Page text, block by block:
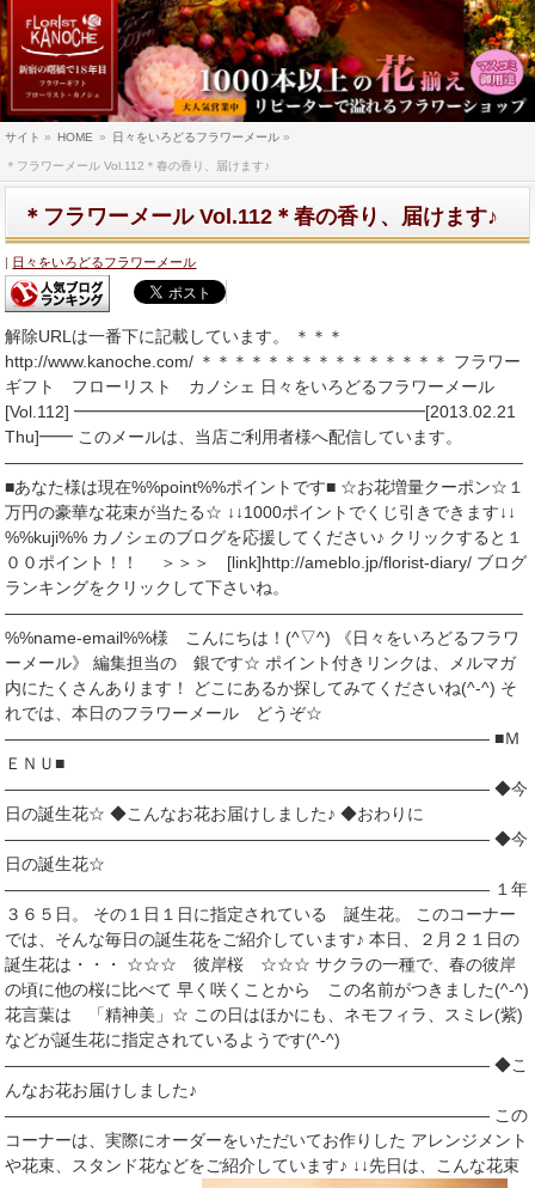
サイト » HOME » 日々をいろどるフラワーメール »
＊フラワーメール Vol.112＊春の香り、届けます♪
＊フラワーメール Vol.112＊春の香り、届けます♪
日々をいろどるフラワーメール
解除URLは一番下に記載しています。 ＊＊＊
http://www.kanoche.com/ ＊＊＊＊＊＊＊＊＊＊＊＊＊＊＊ フラワー
ギフト フローリスト カノシェ 日々をいろどるフラワーメール
[Vol.112] ━━━━━━━━━━━━━━━━━━━━━[2013.02.21
Thu]━━ このメールは、当店ご利用者様へ配信しています。
―――――――――――――――――――――――――――――――
■あなた様は現在%%point%%ポイントです■ ☆お花増量クーポン☆１
万円の豪華な花束が当たる☆ ↓↓1000ポイントでくじ引きできます↓↓
%%kuji%% カノシェのブログを応援してください♪ クリックすると１
００ポイント！！ ＞＞＞ [link]http://ameblo.jp/florist-diary/ ブログ
ランキングをクリックして下さいね。
―――――――――――――――――――――――――――――――
%%name-email%%様 こんにちは！(^▽^) 《日々をいろどるフラワ
ーメール》 編集担当の 銀です☆ ポイント付きリンクは、メルマガ
内にたくさんあります！ どこにあるか探してみてくださいね(^-^) そ
れでは、本日のフラワーメール どうぞ☆
――――――――――――――――――――――――――――― ■Ｍ
ＥＮＵ■
――――――――――――――――――――――――――――― ◆今
日の誕生花☆ ◆こんなお花お届けしました♪ ◆おわりに
――――――――――――――――――――――――――――― ◆今
日の誕生花☆
――――――――――――――――――――――――――――― １年
３６５日。 その１日１日に指定されている 誕生花。 このコーナー
では、そんな毎日の誕生花をご紹介しています♪ 本日、２月２１日の
誕生花は・・・ ☆☆☆ 彼岸桜 ☆☆☆ サクラの一種で、春の彼岸
の頃に他の桜に比べて 早く咲くことから この名前がつきました(^-^)
花言葉は 「精神美」☆ この日はほかにも、ネモフィラ、スミレ(紫)
などが誕生花に指定されているようです(^-^)
――――――――――――――――――――――――――――― ◆こ
んなお花お届けしました♪
――――――――――――――――――――――――――――― この
コーナーは、実際にオーダーをいただいてお作りした アレンジメント
や花束、スタンド花などをご紹介しています♪ ↓↓先日は、こんな花束